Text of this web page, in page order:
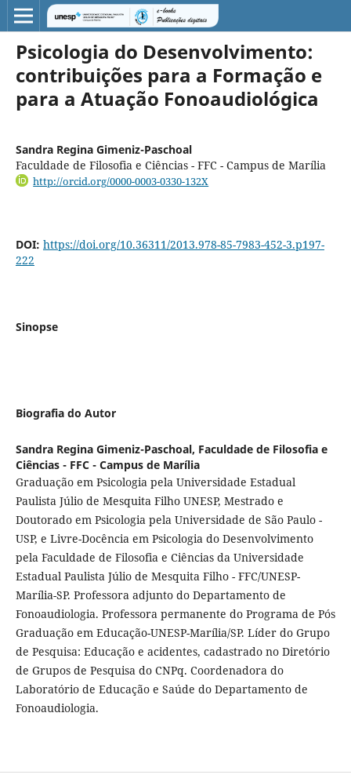
Psicologia do Desenvolvimento:
contribuições para a Formação e
para a Atuação Fonoaudiológica
Sandra Regina Gimeniz-Paschoal
Faculdade de Filosofia e Ciências - FFC - Campus de Marília
http://orcid.org/0000-0003-0330-132X
DOI: https://doi.org/10.36311/2013.978-85-7983-452-3.p197-
222
Sinopse
Biografia do Autor
Sandra Regina Gimeniz-Paschoal, Faculdade de Filosofia e
Ciências - FFC - Campus de Marília
Graduação em Psicologia pela Universidade Estadual
Paulista Júlio de Mesquita Filho UNESP, Mestrado e
Doutorado em Psicologia pela Universidade de São Paulo -
USP, e Livre-Docência em Psicologia do Desenvolvimento
pela Faculdade de Filosofia e Ciências da Universidade
Estadual Paulista Júlio de Mesquita Filho - FFC/UNESP-
Marília-SP. Professora adjunto do Departamento de
Fonoaudiologia. Professora permanente do Programa de Pós
Graduação em Educação-UNESP-Marília/SP. Líder do Grupo
de Pesquisa: Educação e acidentes, cadastrado no Diretório
de Grupos de Pesquisa do CNPq. Coordenadora do
Laboratório de Educação e Saúde do Departamento de
Fonoaudiologia.